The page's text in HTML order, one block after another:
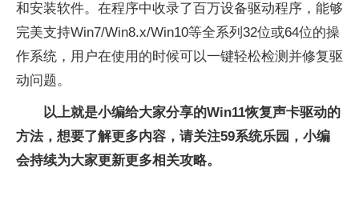
和安装软件。在程序中收录了百万设备驱动程序，能够
完美支持Win7/Win8.x/Win10等全系列32位或64位的操
作系统，用户在使用的时候可以一键轻松检测并修复驱
动问题。
以上就是小编给大家分享的Win11恢复声卡驱动的
方法，想要了解更多内容，请关注59系统乐园，小编
会持续为大家更新更多相关攻略。